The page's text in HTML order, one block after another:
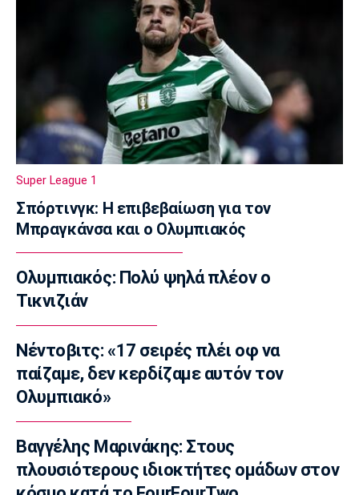
Μουρίνιο: «Είχα συμφωνήσει με τη
Γιουνάιτεντ για να διαδεχτώ τον
Φέργκιουσον»
13:00
Επικαιρότητα
Πύρινη λαίλαπα στον Κουβαρά Αττικής
12:50
Βίτορ Μπρούνο: «Μεγάλη πρόκληση για εμάς
η ρεβάνς με τον ΠΑΟΚ»
12:40
Μπάσκετ Ελλάδα
Στην Καρδίτσα ο Τζόρνταν ΜακΡέι
Super League 1
Βόλος: Σέντρα στο τουρνουά φιλανθρωπικού
χαρακτήρα
12:20
Ιραόλα: «Δεν μπορούμε να διατηρήσουμε το
επίπεδο που θέλουμε»
12:10
Super League 1
Σπόρτινγκ: Η επιβεβαίωση για τον
Μπραγκάνσα και ο Ολυμπιακός
Ολυμπιακός: Πολύ ψηλά πλέον ο
Τικνιζιάν
Νέντοβιτς: «17 σειρές πλέι οφ να
παίζαμε, δεν κερδίζαμε αυτόν τον
Ολυμπιακό»
Βαγγέλης Μαρινάκης: Στους
πλουσιότερους ιδιοκτήτες ομάδων στον